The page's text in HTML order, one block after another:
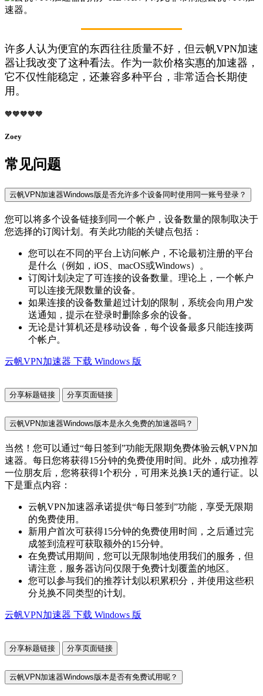
许多人认为便宜的东西往往质量不好，但云帆VPN加速
器让我改变了这种看法。作为一款价格实惠的加速器，
它不仅性能稳定，还兼容多种平台，非常适合长期使
用。
🧡🧡🧡🧡🧡
Zoey
常见问题
云帆VPN加速器Windows版是否允许多个设备同时使用同一账号登录？
您可以将多个设备链接到同一个帐户，设备数量的限制取决于
您选择的订阅计划。有关此功能的关键点包括：
您可以在不同的平台上访问帐户，不论最初注册的平台
是什么（例如，iOS、macOS或Windows）。
订阅计划决定了可连接的设备数量。理论上，一个帐户
可以连接无限数量的设备。
如果连接的设备数量超过计划的限制，系统会向用户发
送通知，提示在登录时删除多余的设备。
无论是计算机还是移动设备，每个设备最多只能连接两
个帐户。
云帆VPN加速器 下载 Windows 版
分享标题链接 分享页面链接
云帆VPN加速器Windows版本是永久免费的加速器吗？
当然！您可以通过“每日签到”功能无限期免费体验云帆VPN加
速器。每日您将获得15分钟的免费使用时间。此外，成功推荐
一位朋友后，您将获得1个积分，可用来兑换1天的通行证。以
下是重点内容：
云帆VPN加速器承诺提供“每日签到”功能，享受无限期
的免费使用。
新用户首次可获得15分钟的免费使用时间，之后通过完
成签到流程可获取额外的15分钟。
在免费试用期间，您可以无限制地使用我们的服务，但
请注意，服务器访问仅限于免费计划覆盖的地区。
您可以参与我们的推荐计划以积累积分，并使用这些积
分兑换不同类型的计划。
云帆VPN加速器 下载 Windows 版
分享标题链接 分享页面链接
云帆VPN加速器Windows版本是否有免费试用呢？